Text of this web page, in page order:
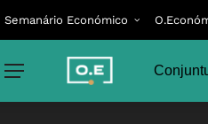
Semanário Económico